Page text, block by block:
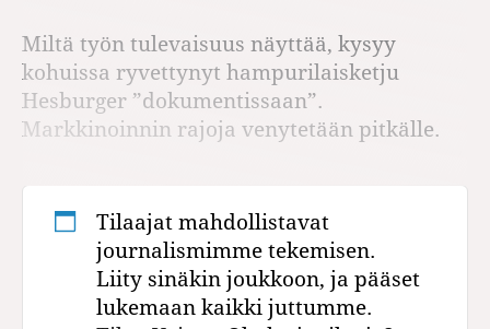
Miltä työn tulevaisuus näyttää, kysyy
kohuissa ryvettynyt hampurilaisketju
Hesburger ”dokumentissaan”.
Markkinoinnin rajoja venytetään pitkälle.
Tilaajat mahdollistavat
journalismimme tekemisen.
Liity sinäkin joukkoon, ja pääset
lukemaan kaikki juttumme.